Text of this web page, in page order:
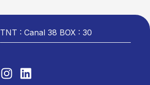
TNT : Canal 38 BOX : 30